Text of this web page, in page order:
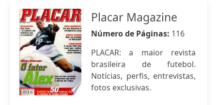
Placar Magazine
Número de Páginas: 116
PLACAR: a maior revista
brasileira de futebol.
Notícias, perfis, entrevistas,
fotos exclusivas.